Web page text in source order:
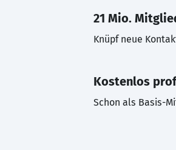
21 Mio.
Knüpf neue
Kostenlos
Schon als Basis-